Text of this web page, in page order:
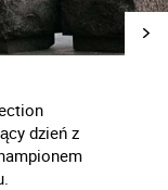
dzień z